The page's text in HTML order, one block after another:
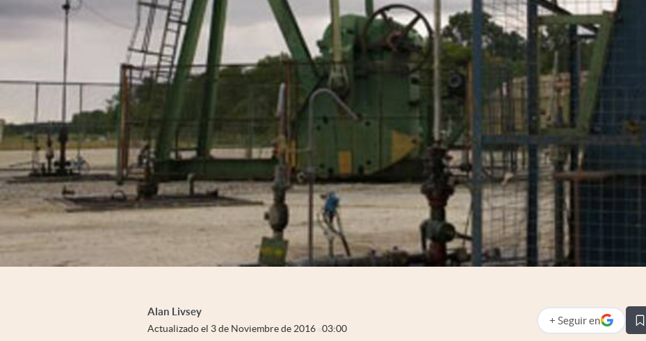
Alan Livsey
Actualizado el 3 de Noviembre de 2016 03:00
+ Seguir en
abre en nueva pestaña